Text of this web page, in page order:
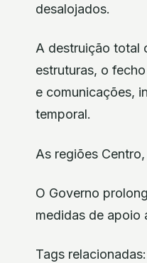
desalojados.
A destruição total
estruturas, o
e comunicações,
temporal.
As regiões
O Governo
medidas de apoio
Tags relacionadas: